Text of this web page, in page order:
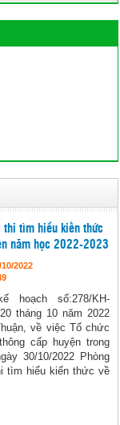
thi tìm hiểu kiến thức
năm học 2022-2023
10/2022
hoạch số:278/KH-
tháng 10 năm 2022
về việc Tổ chức
cấp huyện trong
30/10/2022 Phòng
tìm hiểu kiến thức về